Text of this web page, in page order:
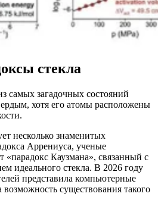
стекла
самых загадочных состояний
хотя его атомы расположены
несколько знаменитых
Аррениуса, ученые
«парадокс Каузмана», связанный с
идеального стекла. В 2026 году
представила компьютерные
существования такого